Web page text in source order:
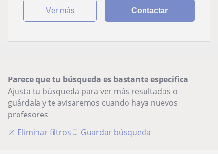
ver más Contactar
Parece que tu búsqueda es bastante especifica
Ajusta tu búsqueda para ver más resultados o
guárdala y te avisaremos cuando haya nuevos
profesores
Eliminar filtros
Guardar búsqueda